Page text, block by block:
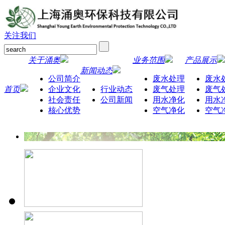
关注我们
首页
关于涌奥
公司简介
企业文化
社会责任
核心优势
新闻动态
行业动态
公司新闻
业务范围
废水处理
废气处理
用水净化
空气净化
产品展示
废水
废气
用水
空气